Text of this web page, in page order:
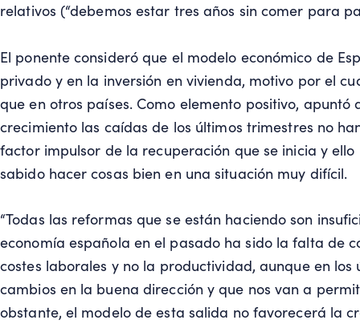
relativos (“debemos estar tres años sin comer para
El ponente consideró que el modelo económico de
privado y en la inversión en vivienda, motivo por el
que en otros países. Como elemento positivo,
crecimiento las caídas de los últimos trimestres no
factor impulsor de la recuperación que se inicia y
sabido hacer cosas bien en una situación muy difícil.
“Todas las reformas que se están haciendo son
economía española en el pasado ha sido la falta de
costes laborales y no la productividad, aunque en
cambios en la buena dirección y que nos van a
obstante, el modelo de esta salida no favorecerá la